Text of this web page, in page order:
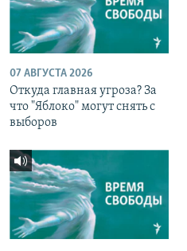
07 АВГУСТА 2026
Откуда главная угроза? За
что "Яблоко" могут снять с
выборов